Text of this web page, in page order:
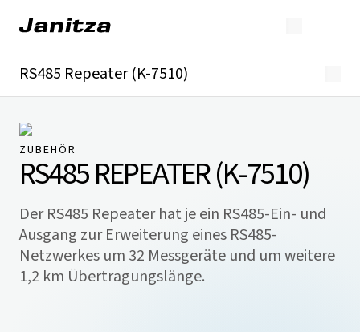
RS485 Repeater (K-7510)
Downloads
ZUBEHÖR
RS485 REPEATER (K-7510)
Der RS485 Repeater hat je ein RS485-Ein- und
Ausgang zur Erweiterung eines RS485-
Netzwerkes um 32 Messgeräte und um weitere
1,2 km Übertragungslänge.